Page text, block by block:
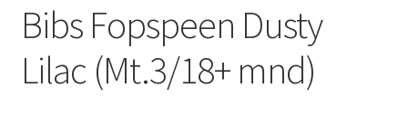
Bibs Fopspeen Dusty
Lilac (Mt.3/18+ mnd)